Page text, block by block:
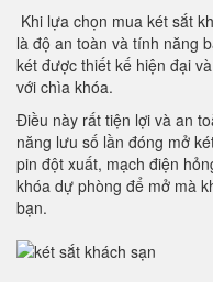
Khi lựa chọn mua két sắt
là độ an toàn và tính năng
két được thiết kế hiện đại
với chìa khóa.
Điều này rất tiện lợi và an
năng lưu số lần đóng mở
pin đột xuất, mạch điện
khóa dự phòng để mở mà
bạn.